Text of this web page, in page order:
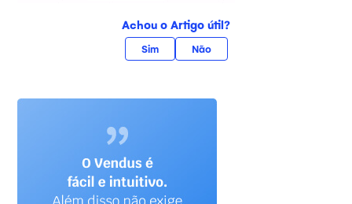
Achou o Artigo útil?
Sim Não